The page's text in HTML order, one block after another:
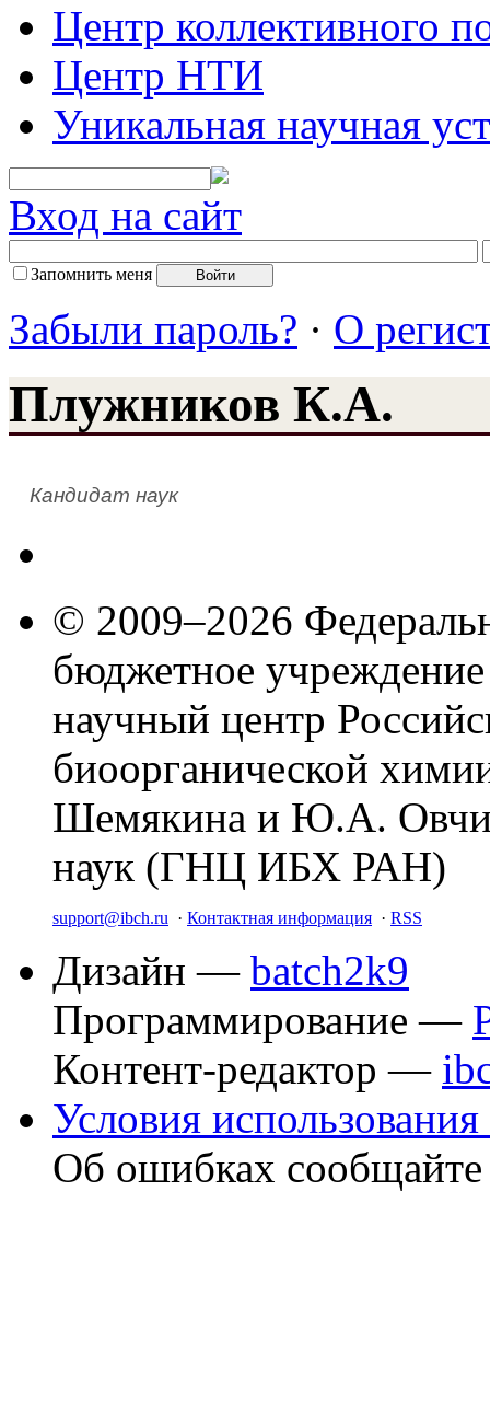
Центр коллективного
Центр НТИ
Уникальная научная
Вход на сайт
Запомнить меня
Забыли пароль? · О
Плужников К.А.
Кандидат наук
© 2009–2026
бюджетное
научный центр
биоорганической
Шемякина и Ю.А.
наук (ГНЦ ИБХ РАН)
support@ibch.ru · Контактная информация · RSS
Дизайн — batch2k9
Программирование —
Контент-редактор —
Условия использования
Об ошибках